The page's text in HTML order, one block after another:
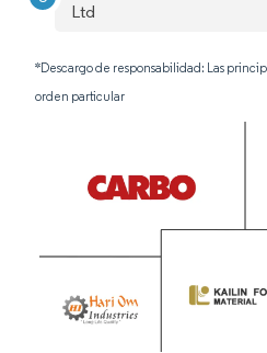
Ltd
*Descargo de responsabilidad: Las
orden particular